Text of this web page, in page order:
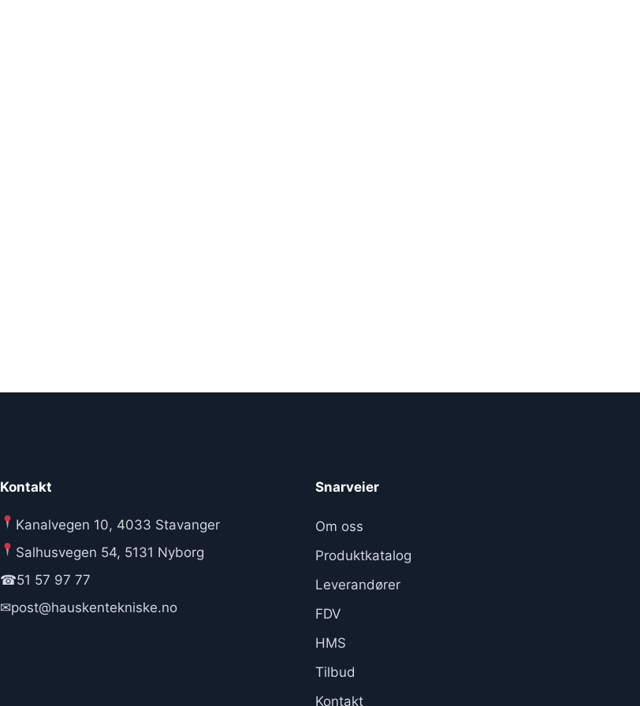
Kontakt
Kanalvegen 10, 4033 Stavanger
Salhusvegen 54, 5131 Nyborg
☎51 57 97 77
✉post@hauskentekniske.no
Snarveier
Om oss
Produktkatalog
Leverandører
FDV
HMS
Tilbud
Kontakt